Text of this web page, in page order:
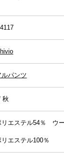
パンツ
秋
エステル54％ ウ
エステル100％